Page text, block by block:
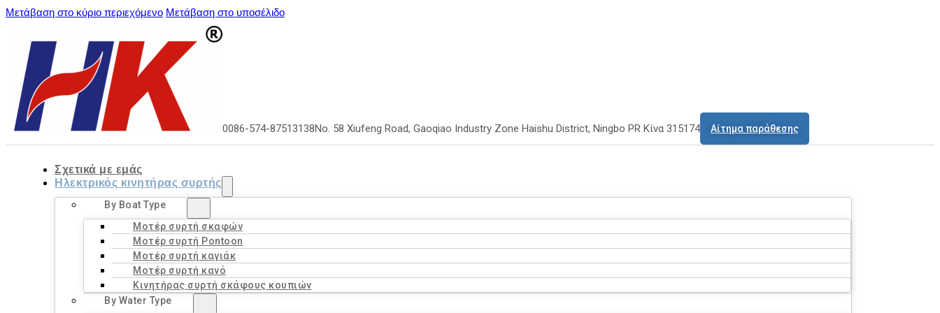
Μετάβαση στο κύριο περιεχόμενο Μετάβαση στο υποσέλιδο
0086-574-87513138No. 58 Xiufeng Road, Gaoqiao Industry Zone Haishu District, Ningbo PR Κίνα 315174 Αίτημα παράθεσης
Σχετικά με εμάς
Ηλεκτρικός κινητήρας συρτής
By Boat Type
Μοτέρ συρτή σκαφών
Μοτέρ συρτή Pontoon
Μοτέρ συρτή καγιάκ
Μοτέρ συρτή κανό
Κινητήρας συρτή σκάφους κουπιών
By Water Type